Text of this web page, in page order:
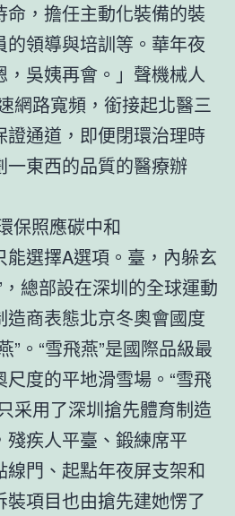
，擔任主動化裝備的裝
領導與培訓等。華年夜
吳姨再會。」聲機械人
網路寬頻，銜接起北醫三
證通道，即便閉環治理時
東西的品質的醫療辦
保照應碳中和
能選擇A選項。臺，內躲玄
總部設在深圳的全球運動
商表態北京冬奧會國度
”。“雪飛燕”是國際品級最
度的平地滑雪場。“雪飛
采用了深圳搶先體育制造
疾人平臺、鍛練席平
門、起點年夜屏支架和
項目也由搶先建她愣了